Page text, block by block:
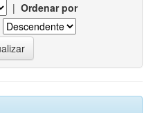
| Ordenar por